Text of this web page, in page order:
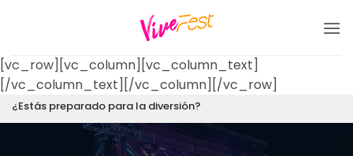
[vc_row][vc_column][vc_column_text]
[/vc_column_text][/vc_column][/vc_row]
¿Estás preparado para la diversión?